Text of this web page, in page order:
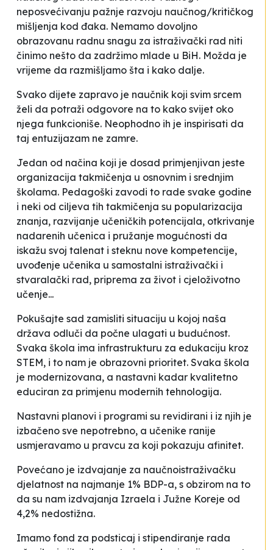
neposvećivanju pažnje razvoju naučnog/kritičkog
mišljenja kod đaka. Nemamo dovoljno
obrazovanu radnu snagu za istraživački rad niti
činimo nešto da zadržimo mlade u BiH. Možda je
vrijeme da razmišljamo šta i kako dalje.
Svako dijete zapravo je naučnik koji svim srcem
želi da potraži odgovore na to kako svijet oko
njega funkcioniše. Neophodno ih je inspirisati da
taj entuzijazam ne zamre.
Jedan od načina koji je dosad primjenjivan jeste
organizacija takmičenja u osnovnim i srednjim
školama. Pedagoški zavodi to rade svake godine
i neki od ciljeva tih takmičenja su popularizacija
znanja, razvijanje učeničkih potencijala, otkrivanje
nadarenih učenica i pružanje mogućnosti da
iskažu svoj talenat i steknu nove kompetencije,
uvođenje učenika u samostalni istraživački i
stvaralački rad, priprema za život i cjeloživotno
učenje...
Pokušajte sad zamisliti situaciju u kojoj naša
država odluči da počne ulagati u budućnost.
Svaka škola ima infrastrukturu za edukaciju kroz
STEM, i to nam je obrazovni prioritet. Svaka škola
je modernizovana, a nastavni kadar kvalitetno
educiran za primjenu modernih tehnologija.
Nastavni planovi i programi su revidirani i iz njih je
izbačeno sve nepotrebno, a učenike ranije
usmjeravamo u pravcu za koji pokazuju afinitet.
Povećano je izdvajanje za naučnoistraživačku
djelatnost na najmanje 1% BDP-a, s obzirom na to
da su nam izdvajanja Izraela i Južne Koreje od
4,2% nedostižna.
Imamo fond za podsticaj i stipendiranje rada